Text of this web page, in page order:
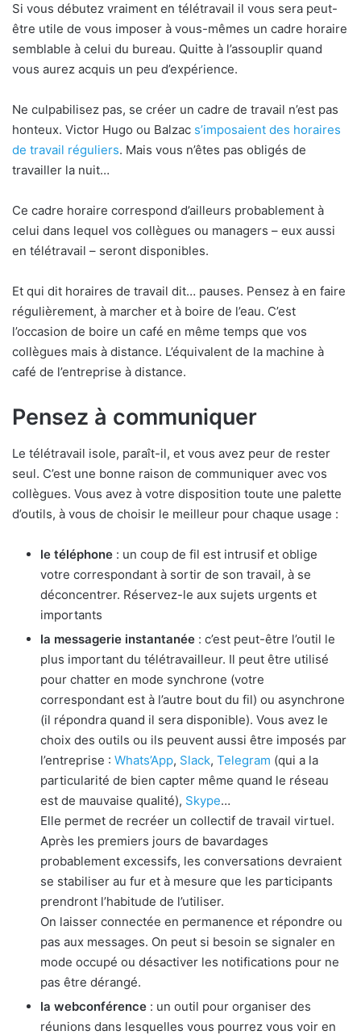
Si vous débutez vraiment en télétravail il vous sera peut-
être utile de vous imposer à vous-mêmes un cadre horaire
semblable à celui du bureau. Quitte à l’assouplir quand
vous aurez acquis un peu d’expérience.
Ne culpabilisez pas, se créer un cadre de travail n’est pas
honteux. Victor Hugo ou Balzac s’imposaient des horaires
de travail réguliers. Mais vous n’êtes pas obligés de
travailler la nuit…
Ce cadre horaire correspond d’ailleurs probablement à
celui dans lequel vos collègues ou managers – eux aussi
en télétravail – seront disponibles.
Et qui dit horaires de travail dit… pauses. Pensez à en faire
régulièrement, à marcher et à boire de l’eau. C’est
l’occasion de boire un café en même temps que vos
collègues mais à distance. L’équivalent de la machine à
café de l’entreprise à distance.
Pensez à communiquer
Le télétravail isole, paraît-il, et vous avez peur de rester
seul. C’est une bonne raison de communiquer avec vos
collègues. Vous avez à votre disposition toute une palette
d’outils, à vous de choisir le meilleur pour chaque usage :
le téléphone : un coup de fil est intrusif et oblige
votre correspondant à sortir de son travail, à se
déconcentrer. Réservez-le aux sujets urgents et
importants
la messagerie instantanée : c’est peut-être l’outil le
plus important du télétravailleur. Il peut être utilisé
pour chatter en mode synchrone (votre
correspondant est à l’autre bout du fil) ou asynchrone
(il répondra quand il sera disponible). Vous avez le
choix des outils ou ils peuvent aussi être imposés par
l’entreprise : Whats’App, Slack, Telegram (qui a la
particularité de bien capter même quand le réseau
est de mauvaise qualité), Skype…
Elle permet de recréer un collectif de travail virtuel.
Après les premiers jours de bavardages
probablement excessifs, les conversations devraient
se stabiliser au fur et à mesure que les participants
prendront l’habitude de l’utiliser.
On laisser connectée en permanence et répondre ou
pas aux messages. On peut si besoin se signaler en
mode occupé ou désactiver les notifications pour ne
pas être dérangé.
la webconférence : un outil pour organiser des
réunions dans lesquelles vous pourrez vous voir en